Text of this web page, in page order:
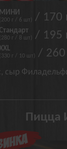
МИНИ
(200 г / 6 шт) / 170
Стандарт
(280 г / 8 шт) / 195
(330 г / 10 шт) / 260
сыр
Пицца